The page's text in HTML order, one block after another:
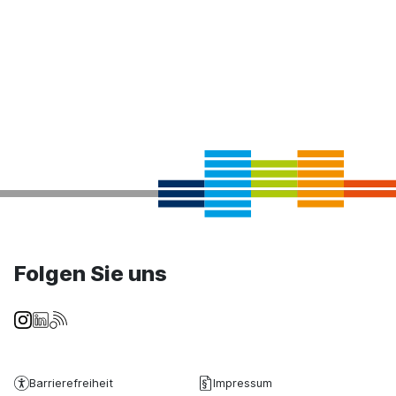
Folgen Sie uns
Barrierefreiheit Impressum